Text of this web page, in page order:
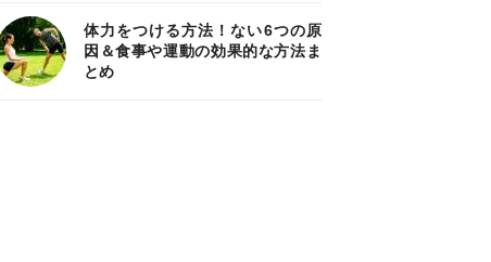
体力をつける方法！ない6つの原
因＆食事や運動の効果的な方法ま
とめ